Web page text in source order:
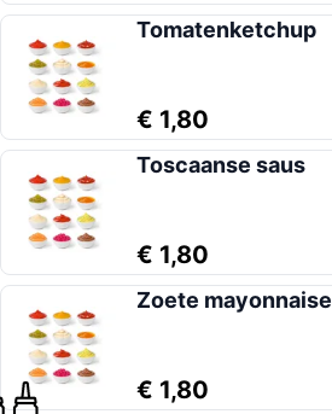
Tomatenketchup
€ 1,80
Toscaanse saus
€ 1,80
Zoete mayonnaise
€ 1,80